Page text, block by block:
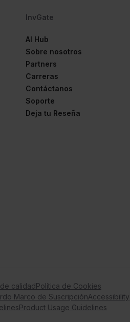
InvGate
AI Hub
Sobre nosotros
Partners
Carreras
Contáctanos
Soporte
Deja tu Reseña
calidad Política de Cookies
Marco de SuscripciónAccessibility
Product Usage Guidelines